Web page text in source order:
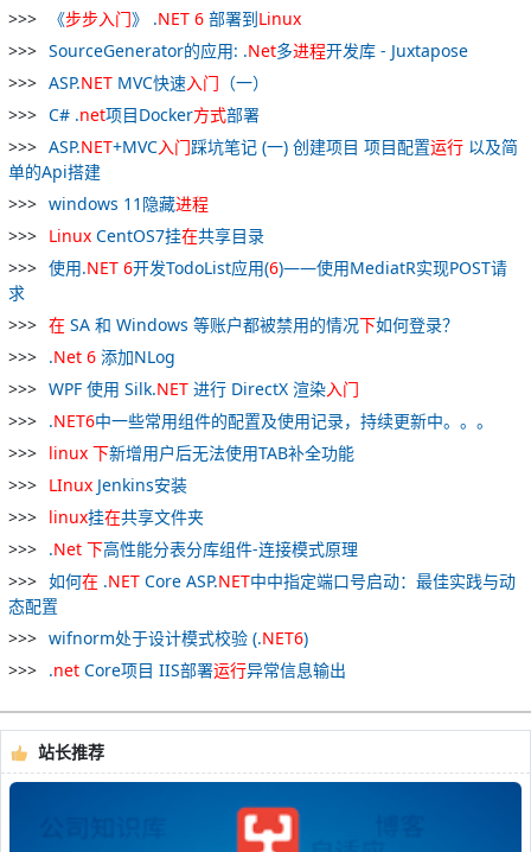
《步步入门》 .NET 6 部署到Linux
SourceGenerator的应用: .Net多进程开发库 - Juxtapose
ASP.NET MVC快速入门 （一）
C# .net项目Docker方式部署
ASP.NET+MVC入门踩坑笔记 (一) 创建项目 项目配置运行 以及简
单的Api搭建
windows 11隐藏进程
Linux CentOS7挂在共享目录
使用.NET 6开发TodoList应用(6)——使用MediatR实现POST请
求
在 SA 和 Windows 等账户都被禁用的情况下如何登录？
.Net 6 添加NLog
WPF 使用 Silk.NET 进行 DirectX 渲染入门
.NET6中一些常用组件的配置及使用记录，持续更新中。。。
linux 下新增用户后无法使用TAB补全功能
LInux Jenkins安装
linux挂在共享文件夹
.Net 下高性能分表分库组件-连接模式原理
如何在 .NET Core ASP.NET中中指定端口号启动：最佳实践与动
态配置
wifnorm处于设计模式校验 (.NET6)
.net Core项目 IIS部署运行异常信息输出
站长推荐